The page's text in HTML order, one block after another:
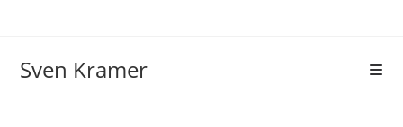
Sven Kramer